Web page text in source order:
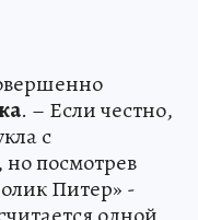
. – Если честно,
с
посмотрев
Питер» -